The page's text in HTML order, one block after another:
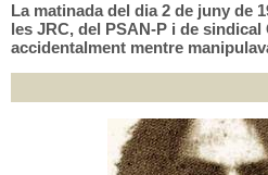
La matinada del dia 2 de juny de
les JRC, del PSAN-P i de
accidentalment mentre